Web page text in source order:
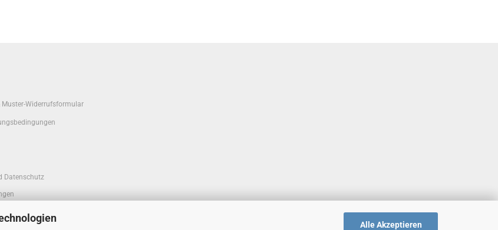
Alle Akzeptieren
Muster-Widerrufsformular
Datenschutz